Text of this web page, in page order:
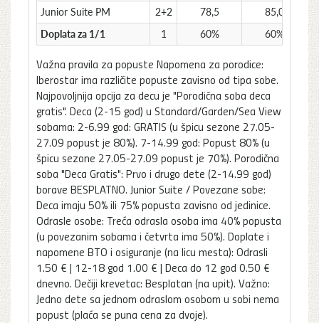
Junior Suite PM
2+2 78,5
85,0
Doplata za 1/1
1 60% 60%
Važna pravila za popuste Napomena za porodice:
Iberostar ima različite popuste zavisno od tipa sobe.
Najpovoljnija opcija za decu je "Porodična soba deca
gratis". Deca (2-15 god) u Standard/Garden/Sea View
sobama: 2-6.99 god: GRATIS (u špicu sezone 27.05-
27.09 popust je 80%). 7-14.99 god: Popust 80% (u
špicu sezone 27.05-27.09 popust je 70%). Porodična
soba "Deca Gratis": Prvo i drugo dete (2-14.99 god)
borave BESPLATNO. Junior Suite / Povezane sobe:
Deca imaju 50% ili 75% popusta zavisno od jedinice.
Odrasle osobe: Treća odrasla osoba ima 40% popusta
(u povezanim sobama i četvrta ima 50%). Doplate i
napomene BTO i osiguranje (na licu mesta): Odrasli
1.50 € | 12-18 god 1.00 € | Deca do 12 god 0.50 €
dnevno. Dečiji krevetac: Besplatan (na upit). Važno:
Jedno dete sa jednom odraslom osobom u sobi nema
popust (plaća se puna cena za dvoje).